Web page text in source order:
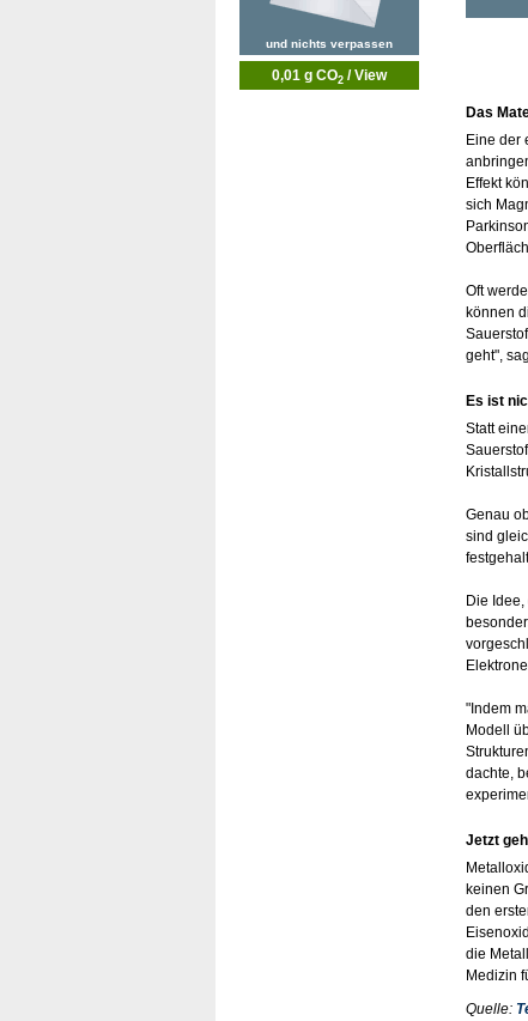
Das
Eine der
Effekt
sich
Oft
können
geht",
Es ist
Statt
Genau
sind
Die
"Indem
Modell
dachte,
Jetzt
keinen
den
die
Medizin
Quelle:
und nichts verpassen
0,01 g CO2 / View